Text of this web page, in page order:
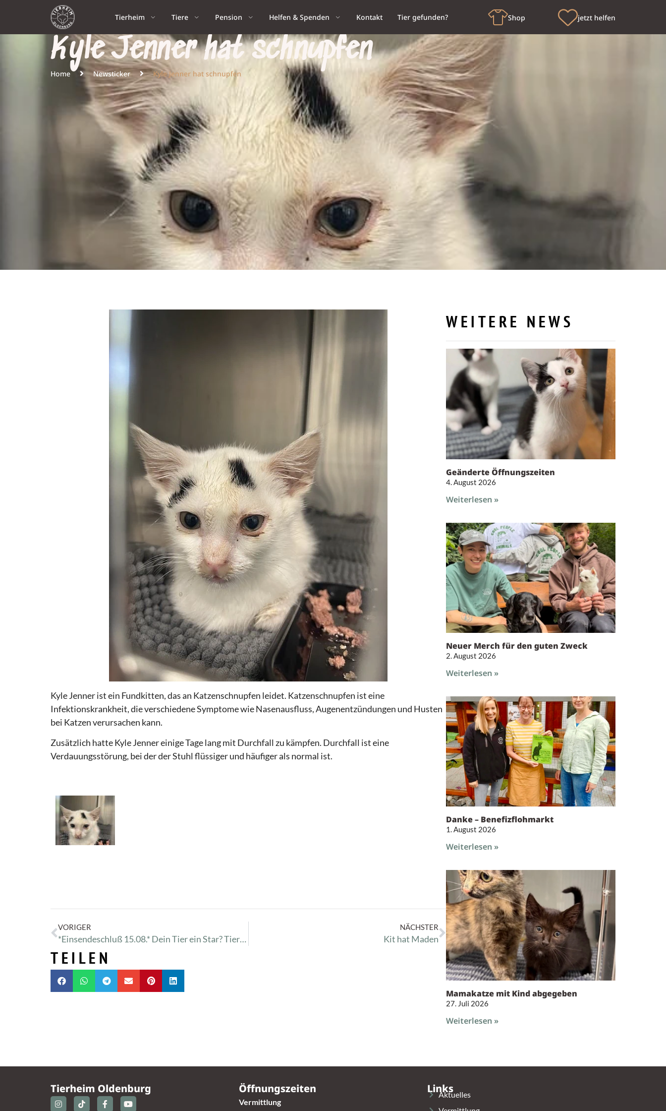
Tierheim Tiere Pension Helfen & Spenden Kontakt Tier gefunden? Shop jetzt helfen
Kyle Jenner hat schnupfen
Home Newsticker Kyle Jenner hat schnupfen
Kyle Jenner ist ein Fundkitten, das an Katzenschnupfen leidet. Katzenschnupfen ist eine
Infektionskrankheit, die verschiedene Symptome wie Nasenausfluss, Augenentzündungen und Husten
bei Katzen verursachen kann.
Zusätzlich hatte Kyle Jenner einige Tage lang mit Durchfall zu kämpfen. Durchfall ist eine
Verdauungsstörung, bei der der Stuhl flüssiger und häufiger als normal ist.
VORIGER
*Einsendeschluß 15.08.* Dein Tier ein Star? Tierheim Kalender 2024
NÄCHSTER
Kit hat Maden
TEILEN
WEITERE NEWS
Geänderte Öffnungszeiten
4. August 2026
Weiterlesen »
Neuer Merch für den guten Zweck
2. August 2026
Weiterlesen »
Danke – Benefizflohmarkt
1. August 2026
Weiterlesen »
Mamakatze mit Kind abgegeben
27. Juli 2026
Weiterlesen »
Tierheim Oldenburg Öffnungszeiten
Vermittlung
Links
Aktuelles